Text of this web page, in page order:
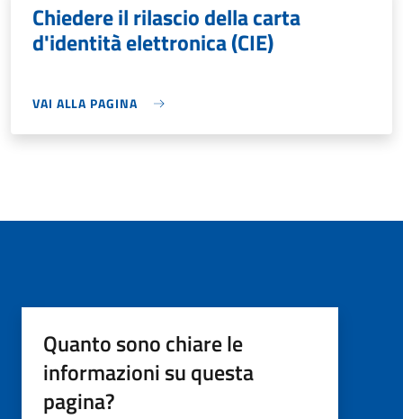
Chiedere il rilascio della carta
d'identità elettronica (CIE)
VAI ALLA PAGINA
Quanto sono chiare le
informazioni su questa
pagina?